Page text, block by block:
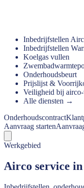
Inbedrijfstellen
Inbedrijfstellen
Koelgas vullen
Onderhoudsbeurt
Prijslijst &
Veiligheid bij
Alle diensten →
Onderhoudscontract
Aanvraag starten
Werkgebied
Airco service